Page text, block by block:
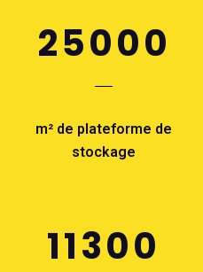
25000
m² de plateforme de
stockage
11300